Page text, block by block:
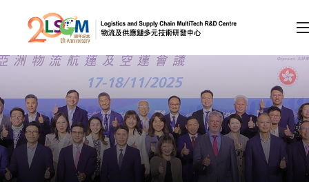
跳到內容（按回車鍵）
會員登入
A A EN 繁 简